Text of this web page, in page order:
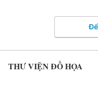
THƯ VIỆN ĐỒ HỌA